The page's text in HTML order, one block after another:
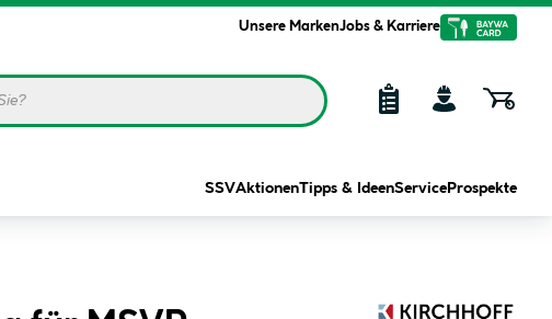
Unsere MarkenJobs & Karriere
SSVAktionenTipps & IdeenService Prospekte